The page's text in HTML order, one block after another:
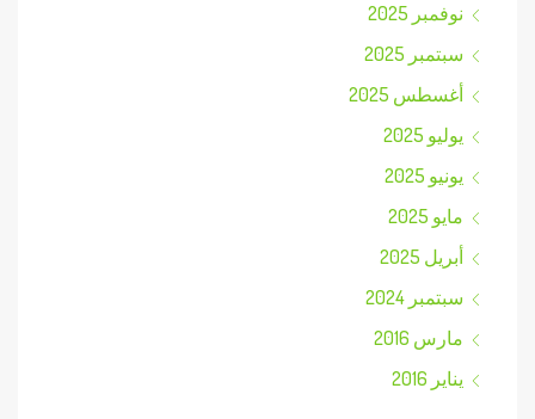
نوفمبر 2025
سبتمبر 2025
أغسطس 2025
يوليو 2025
يونيو 2025
مايو 2025
أبريل 2025
سبتمبر 2024
مارس 2016
يناير 2016